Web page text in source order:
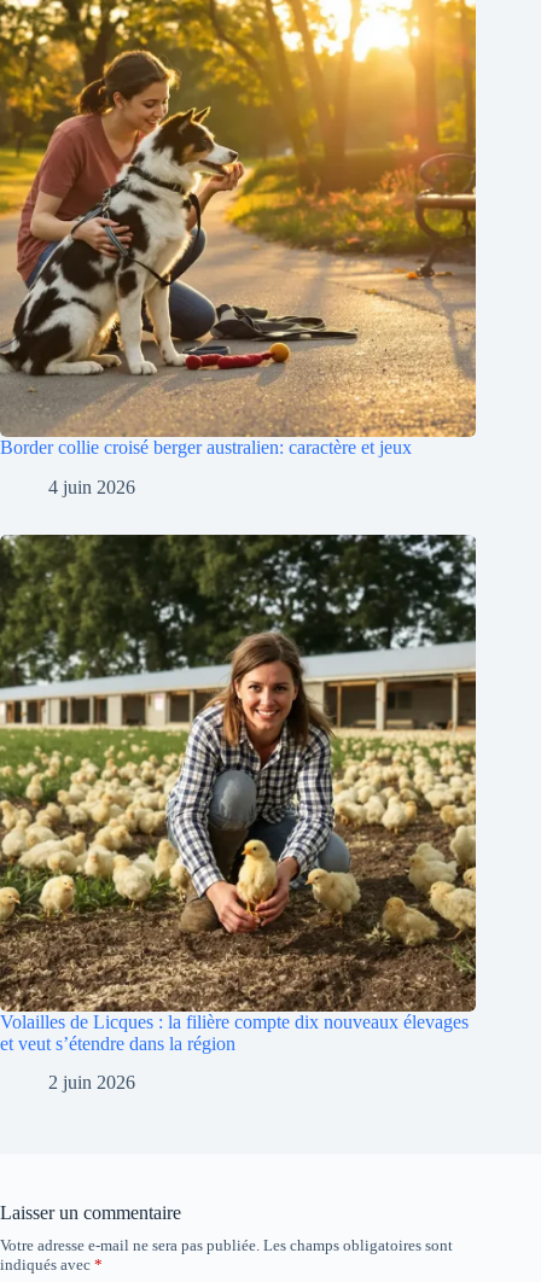
Border collie croisé berger australien: caractère et jeux
4 juin 2026
Volailles de Licques : la filière compte dix nouveaux élevages
et veut s’étendre dans la région
2 juin 2026
Laisser un commentaire
Votre adresse e-mail ne sera pas publiée. Les champs obligatoires sont
indiqués avec *